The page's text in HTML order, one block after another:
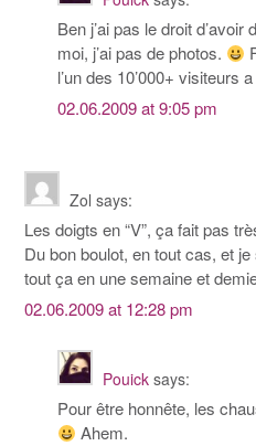
Ben j’ai pas le droit
moi, j’ai pas de photos.
l’un des 10’000+ visiteurs
02.06.2009 at 9:05 pm
Zol says:
Les doigts en “V”, ça fait pas
Du bon boulot, en tout cas, et
tout ça en une semaine et
02.06.2009 at 12:28 pm
Pouick says:
Pour être honnête, les
Ahem.